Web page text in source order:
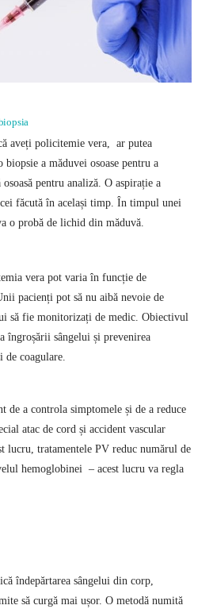
aveți policitemie vera, ar putea
biopsie a măduvei osoase pentru a
pentru analiză. O aspirație a
făcută în același timp. În timpul unei
o probă de lichid din măduvă.
vera pot varia în funcție de
pacienți pot să nu aibă nevoie de
să fie monitorizați de medic. Obiectivul
îngroșării sângelui și prevenirea
de coagulare.
de a controla simptomele și de a reduce
atac de cord și accident vascular
lucru, tratamentele PV reduc numărul de
hemoglobinei – acest lucru va regla
îndepărtarea sângelui din corp,
să curgă mai ușor. O metodă numită